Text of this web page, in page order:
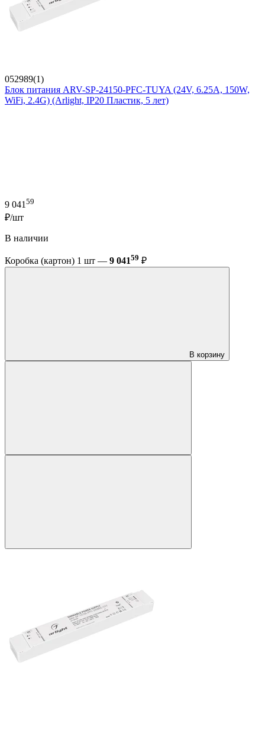
052989(1)
Блок питания ARV-SP-24150-PFC-TUYA (24V, 6.25A, 150W,
WiFi, 2.4G) (Arlight, IP20 Пластик, 5 лет)
9 04159
₽/шт
В наличии
Коробка (картон) 1 шт — 9 04159 ₽
В корзину